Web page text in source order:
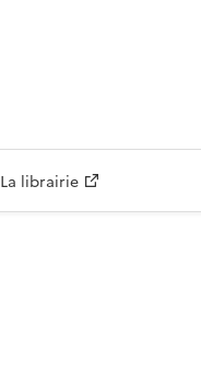
La librairie